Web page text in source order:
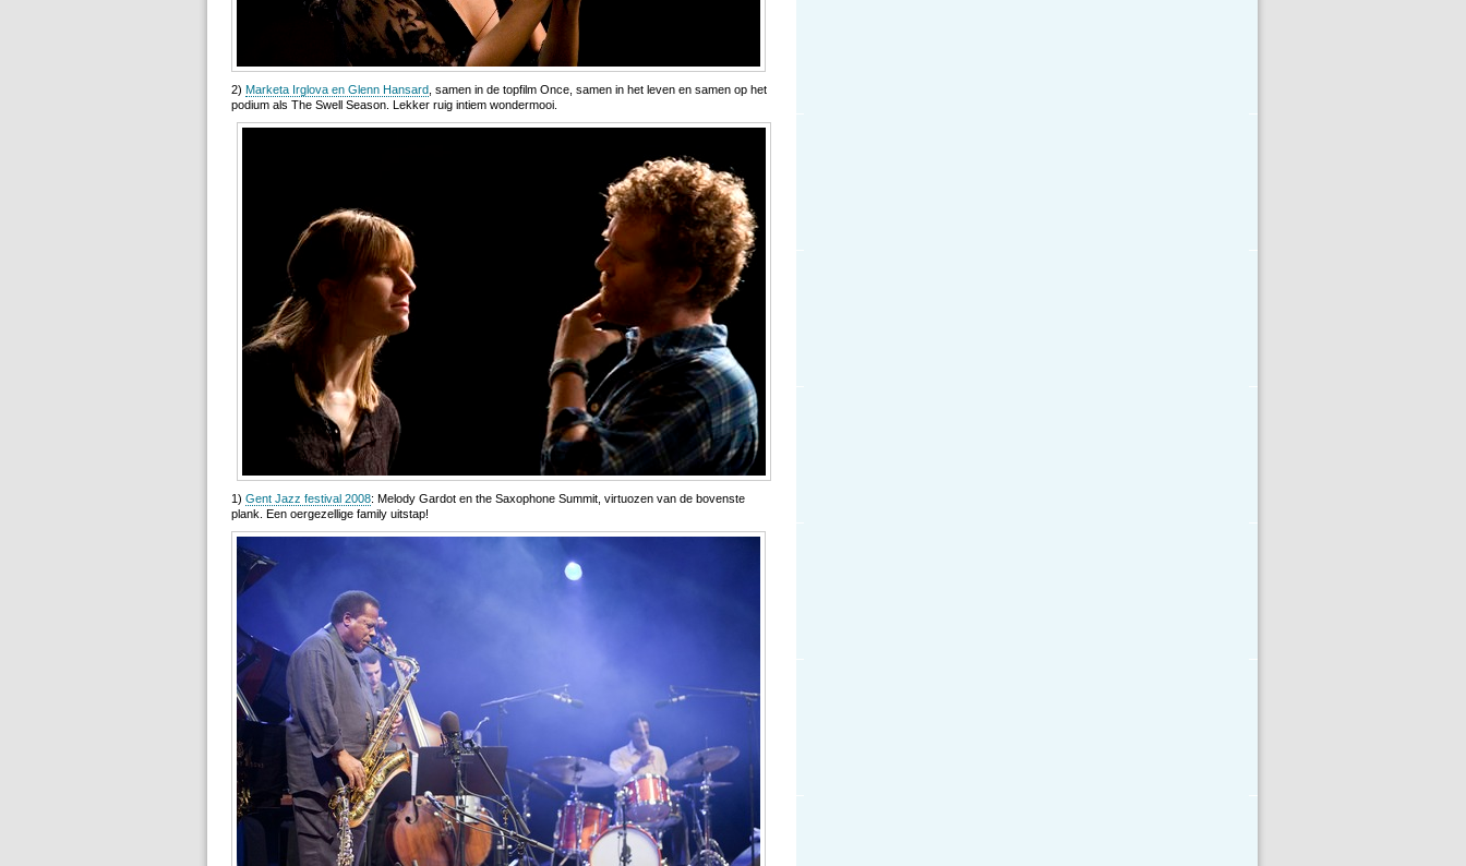
2) Marketa Irglova en Glenn Hansard , samen in de topfilm Once, samen in het leven en samen op het
podium als The Swell Season. Lekker ruig intiem wondermooi.
1) Gent Jazz festival 2008: Melody Gardot en the Saxophone Summit, virtuozen van de bovenste
plank. Een oergezellige family uitstap!